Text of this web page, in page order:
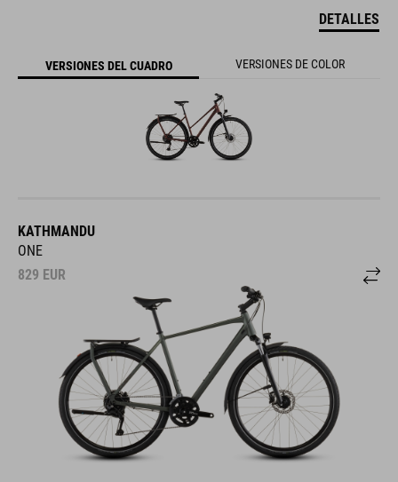
DETALLES
VERSIONES DEL CUADRO VERSIONES DE COLOR
KATHMANDU
ONE
829 EUR